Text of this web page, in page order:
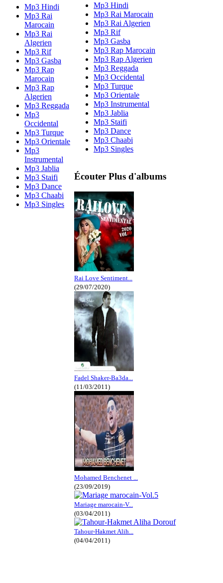
Mp3 Hindi
Mp3 Rai
Marocain
Mp3 Rai
Algerien
Mp3 Rif
Mp3 Gasba
Mp3 Rap
Marocain
Mp3 Rap
Algerien
Mp3 Reggada
Mp3
Occidental
Mp3 Turque
Mp3 Orientale
Mp3
Instrumental
Mp3 Jablia
Mp3 Staifi
Mp3 Dance
Mp3 Chaabi
Mp3 Singles
Mp3 Hindi
Mp3 Rai Marocain
Mp3 Rai Algerien
Mp3 Rif
Mp3 Gasba
Mp3 Rap Marocain
Mp3 Rap Algerien
Mp3 Reggada
Mp3 Occidental
Mp3 Turque
Mp3 Orientale
Mp3 Instrumental
Mp3 Jablia
Mp3 Staifi
Mp3 Dance
Mp3 Chaabi
Mp3 Singles
Écouter Plus d'albums
Rai Love Sentiment...
(29/07/2020)
Fadel Shaker-Ba3da...
(11/03/2011)
Mohamed Benchenet ...
(23/09/2019)
Mariage marocain-V...
(03/04/2011)
Tahour-Hakmet Alih...
(04/04/2011)